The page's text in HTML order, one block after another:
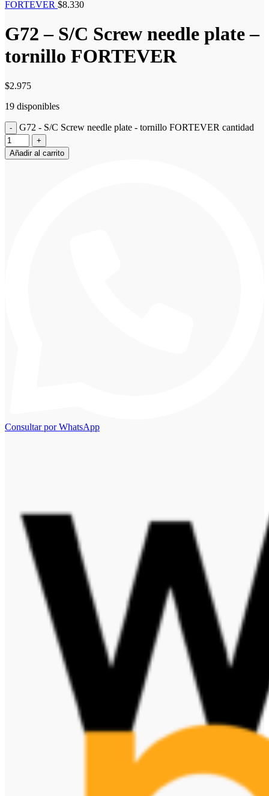
FORTEVER $8.330
G72 – S/C Screw needle plate –
tornillo FORTEVER
$2.975
19 disponibles
G72 - S/C Screw needle plate - tornillo FORTEVER cantidad
Añadir al carrito
Consultar por WhatsApp